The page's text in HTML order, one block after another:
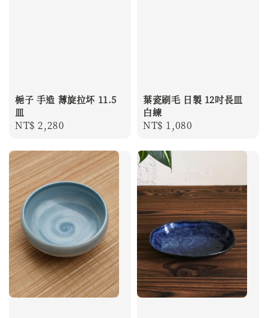
梔子 手造 薄旋拉坏 11.5
皿
Regular
NT$ 2,280
葉瓷刷毛 日製 12吋長皿
白練
Regular
NT$ 1,080